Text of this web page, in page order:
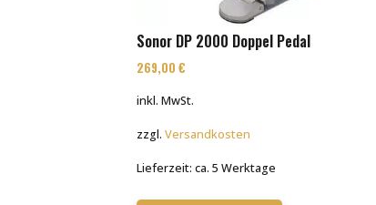
Sonor DP 2000 Doppel Pedal
269,00€
inkl. MwSt.
zzgl.Versandkosten
Lieferzeit:ca. 5 Werktage